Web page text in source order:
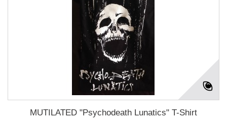
MUTILATED "Psychodeath Lunatics" T-Shirt